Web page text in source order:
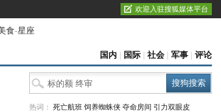
欢迎入驻搜狐媒体平台
食-星座
国内 国际 社会 军事 评论
热词： 死亡航班 饲养蜘蛛侠 夺命房间 引力双眼皮